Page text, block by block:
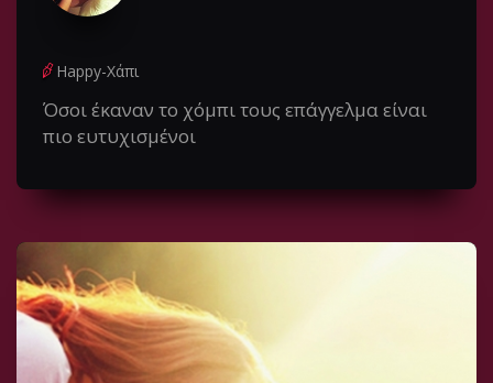
Happy-Χάπι
Όσοι έκαναν το χόμπι τους επάγγελμα είναι
πιο ευτυχισμένοι